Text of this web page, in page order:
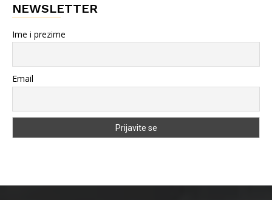
NEWSLETTER
Ime i prezime
Email